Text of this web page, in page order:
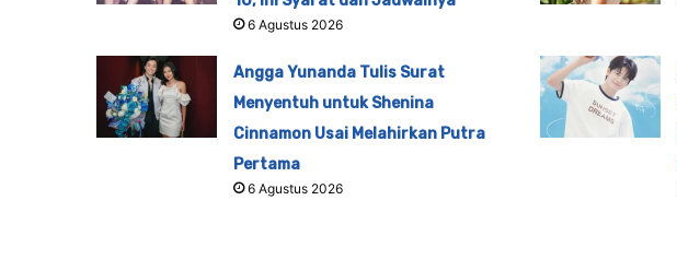
6 Agustus 2026
Angga Yunanda Tulis Surat
Menyentuh untuk Shenina
Cinnamon Usai Melahirkan Putra
Pertama
6 Agustus 2026